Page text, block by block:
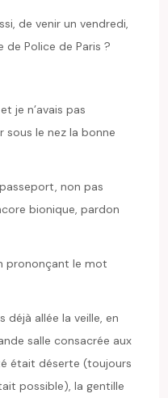
de venir un vendredi,
de Police de Paris ?
je n’avais pas
sous le nez la bonne
non pas
bionique, pardon
prononçant le mot
déjà allée la veille, en
salle consacrée aux
était déserte (toujours
possible), la gentille